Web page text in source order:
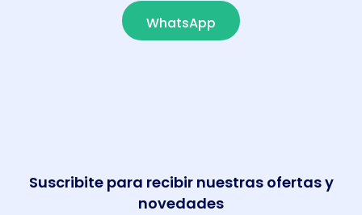
WhatsApp
Suscribite para recibir nuestras ofertas y
novedades